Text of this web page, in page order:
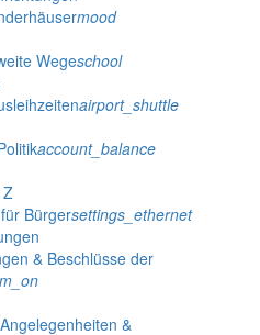
mood
Wegeschool
airport_shuttle
account_balance
Z
Bürgersettings_ethernet
& Beschlüsse der
&